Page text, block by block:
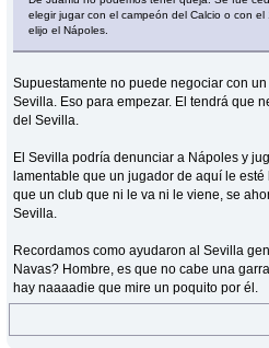
elegir jugar con el campeón del Calcio o con
elijo el Nápoles.
Supuestamente no puede negociar con
Sevilla. Eso para empezar. El tendrá que
del Sevilla.
El Sevilla podría denunciar a Nápoles y
lamentable que un jugador de aquí le
que un club que ni le va ni le viene, se
Sevilla.
Recordamos como ayudaron al Sevilla
Navas? Hombre, es que no cabe una
hay naaaadie que mire un poquito por él.